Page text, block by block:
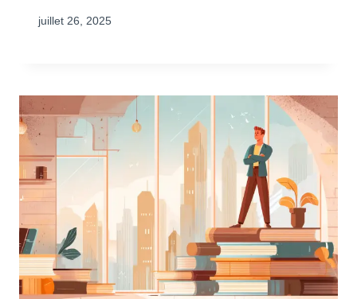
juillet 26, 2025